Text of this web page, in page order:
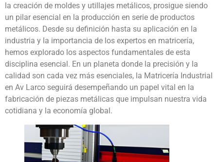
la creación de moldes y utillajes metálicos, prosigue siendo
un pilar esencial en la producción en serie de productos
metálicos. Desde su definición hasta su aplicación en la
industria y la importancia de los expertos en matricería,
hemos explorado los aspectos fundamentales de esta
disciplina esencial. En un planeta donde la precisión y la
calidad son cada vez más esenciales, la Matricería Industrial
en Av Larco seguirá desempeñando un papel vital en la
fabricación de piezas metálicas que impulsan nuestra vida
cotidiana y la economía global.